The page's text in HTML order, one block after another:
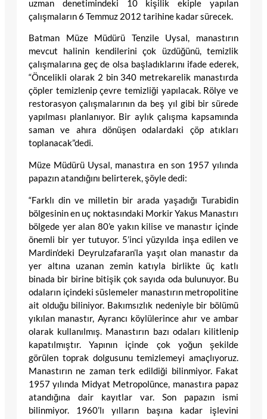
uzman denetimindeki 10 kişilik ekiple yapılan
çalışmaların 6 Temmuz 2012 tarihine kadar sürecek.
Batman Müze Müdürü Tenzile Uysal, manastırın
mevcut halinin kendilerini çok üzdüğünü, temizlik
çalışmalarına geç de olsa başladıklarını ifade ederek,
“Öncelikli olarak 2 bin 340 metrekarelik manastırda
çöpler temizlenip çevre temizliği yapılacak. Rölye ve
restorasyon çalışmalarının da beş yıl gibi bir sürede
yapılması planlanıyor. Bir aylık çalışma kapsamında
saman ve ahıra dönüşen odalardaki çöp atıkları
toplanacak”dedi.
Müze Müdürü Uysal, manastıra en son 1957 yılında
papazın atandığını belirterek, şöyle dedi:
“Farklı din ve milletin bir arada yaşadığı Turabidin
bölgesinin en uç noktasındaki Morkir Yakus Manastırı
bölgede yer alan 80’e yakın kilise ve manastır içinde
önemli bir yer tutuyor. 5’inci yüzyılda inşa edilen ve
Mardin’deki Deyrulzafaran’la yaşıt olan manastır da
yer altına uzanan zemin katıyla birlikte üç katlı
binada bir birine bitişik çok sayıda oda bulunuyor. Bu
odaların içindeki süslemeler manastırın metropolitine
ait olduğu biliniyor. Bakımsızlık nedeniyle bir bölümü
yıkılan manastır, Ayrancı köylülerince ahır ve ambar
olarak kullanılmış. Manastırın bazı odaları kilitlenip
kapatılmıştır. Yapının içinde çok yoğun şekilde
görülen toprak dolgusunu temizlemeyi amaçlıyoruz.
Manastırın ne zaman terk edildiği bilinmiyor. Fakat
1957 yılında Midyat Metropolünce, manastıra papaz
atandığına dair kayıtlar var. Son papazın ismi
bilinmiyor. 1960’lı yılların başına kadar işlevini